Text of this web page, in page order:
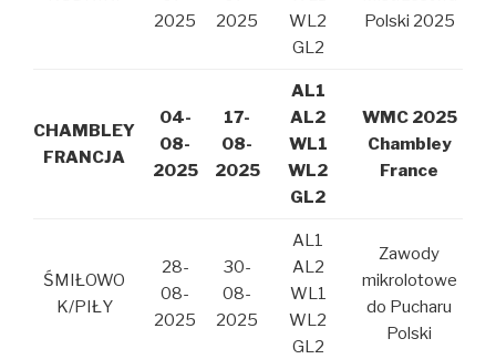
2025
2025
WL2
GL2
Polski 2025
CHAMBLEY
FRANCJA
04-
08-
2025
17-
08-
2025
AL1
AL2
WL1
WL2
GL2
WMC 2025
Chambley
France
ŚMIŁOWO
K/PIŁY
28-
08-
2025
30-
08-
2025
AL1
AL2
WL1
WL2
GL2
Zawody
mikrolotowe
do Pucharu
Polski